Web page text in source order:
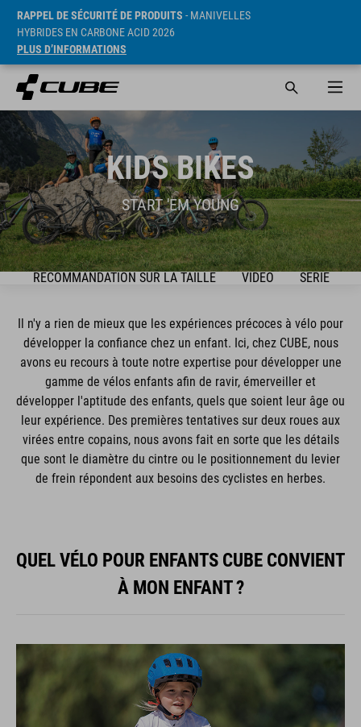
RAPPEL DE SÉCURITÉ DE PRODUITS - MANIVELLES
HYBRIDES EN CARBONE ACID 2026
PLUS D’INFORMATIONS
KIDS BIKES
START 'EM YOUNG
RECOMMANDATION SUR LA TAILLE VIDEO SÉRIE
Il n'y a rien de mieux que les expériences précoces à vélo pour
développer la confiance chez un enfant. Ici, chez CUBE, nous
avons eu recours à toute notre expertise pour développer une
gamme de vélos enfants afin de ravir, émerveiller et
développer l'aptitude des enfants, quels que soient leur âge ou
leur expérience. Des premières tentatives sur deux roues aux
virées entre copains, nous avons fait en sorte que les détails
que sont le diamètre du cintre ou le positionnement du levier
de frein répondent aux besoins des cyclistes en herbes.
QUEL VÉLO POUR ENFANTS CUBE CONVIENT
À MON ENFANT ?